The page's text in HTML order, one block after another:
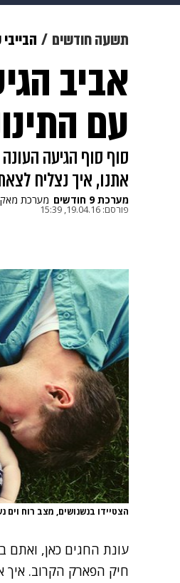
צבא תשעה חודשים
אביב
עם
סוף סוף הגיעה
אתנו, איך נצליח
מערכת 9 חודשים מערכת
פורסם: 19.04.16, 15:39
הצטיידו בנשנושים, מצב רוח וים
עונת החגים כאן, ואתם
חיק הפארק הקרוב. איך